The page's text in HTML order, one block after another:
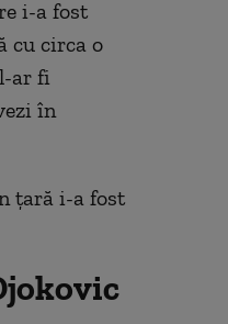
i-a fost
cu circa o
ar fi
în
țară i-a fost